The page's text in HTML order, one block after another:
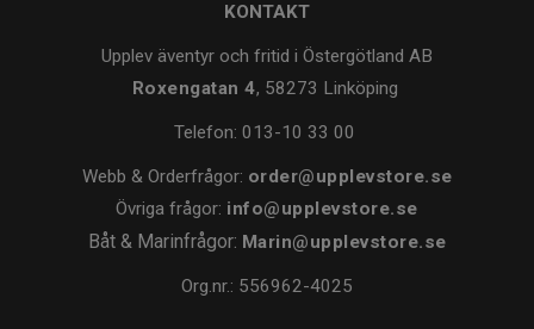
KONTAKT
Upplev äventyr och fritid i Östergötland AB
Roxengatan 4, 58273 Linköping
Telefon: 013-10 33 00
Webb & Orderfrågor: order@upplevstore.se
Övriga frågor: info@upplevstore.se
Båt & Marinfrågor: Marin@upplevstore.se
Org.nr.: 556962-4025